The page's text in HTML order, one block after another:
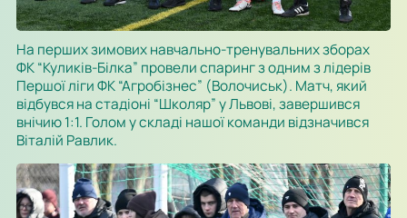
На перших зимових навчально-тренувальних зборах
ФК “Куликів-Білка” провели спаринг з одним з лідерів
Першої ліги ФК “Агробізнес” (Волочиськ). Матч, який
відбувся на стадіоні “Школяр” у Львові, завершився
внічию 1:1. Голом у складі нашої команди відзначився
Віталій Равлик.